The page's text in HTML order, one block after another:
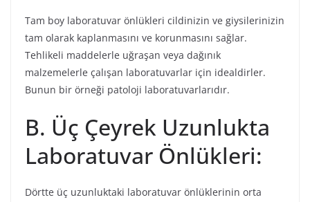
Tam boy laboratuvar önlükleri cildinizin ve giysilerinizin
tam olarak kaplanmasını ve korunmasını sağlar.
Tehlikeli maddelerle uğraşan veya dağınık
malzemelerle çalışan laboratuvarlar için idealdirler.
Bunun bir örneği patoloji laboratuvarlarıdır.
B. Üç Çeyrek Uzunlukta
Laboratuvar Önlükleri:
Dörtte üç uzunluktaki laboratuvar önlüklerinin orta